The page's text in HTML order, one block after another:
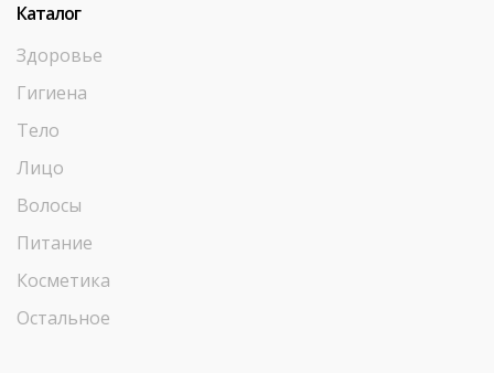
Каталог
Здоровье
Гигиена
Тело
Лицо
Волосы
Питание
Косметика
Остальное